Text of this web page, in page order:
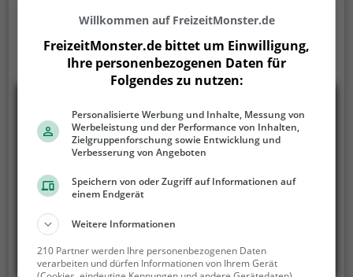
Willkommen auf FreizeitMonster.de
FreizeitMonster.de bittet um Einwilligung,
Ihre personenbezogenen Daten für
Folgendes zu nutzen:
Personalisierte Werbung und Inhalte, Messung von
Werbeleistung und der Performance von Inhalten,
Zielgruppenforschung sowie Entwicklung und
Verbesserung von Angeboten
Speichern von oder Zugriff auf Informationen auf
einem Endgerät
Weitere Informationen
210 Partner werden Ihre personenbezogenen Daten
verarbeiten und dürfen Informationen von Ihrem Gerät